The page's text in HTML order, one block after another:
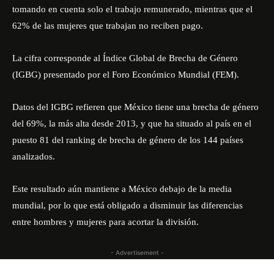
tomando en cuenta solo el trabajo remunerado, mientras que el
62% de las mujeres que trabajan no reciben pago.
La cifra corresponde al Índice Global de Brecha de Género
(IGBG) presentado por el Foro Económico Mundial (FEM).
Datos del IGBG refieren que México tiene una brecha de género
del 69%, la más alta desde 2013, y que ha situado al país en el
puesto 81 del ranking de brecha de género de los 144 países
analizados.
Este resultado aún mantiene a México debajo de la media
mundial, por lo que está obligado a disminuir las diferencias
entre hombres y mujeres para acortar la división.
- Advertisement -